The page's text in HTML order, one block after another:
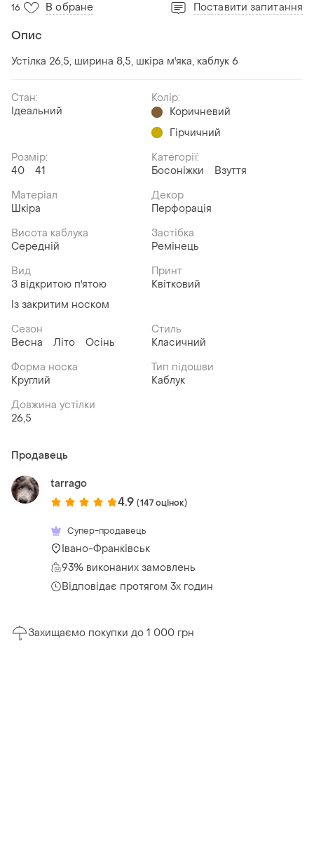
16 В обране Поставити запитання
Опис
Устілка 26,5, ширина 8,5, шкіра м'яка, каблук 6
Стан:
Ідеальний
Колір:
Коричневий
Гірчичний
Розмір:
40
41
Категорії:
Босоніжки
Взуття
Матеріал
Шкіра
Декор
Перфорація
Висота каблука
Середній
Застібка
Ремінець
Вид
З відкритою п'ятою
Із закритим носком
Принт
Квітковий
Сезон
Весна
Літо Осінь
Стиль
Класичний
Форма носка
Круглий
Тип підошви
Каблук
Довжина устілки
26,5
Продавець
tarrago
4.9 (147 оцінок)
Супер-продавець
Івано-Франківськ
93% виконаних замовлень
Відповідає протягом 3х годин
Захищаємо покупки до 1 000 грн